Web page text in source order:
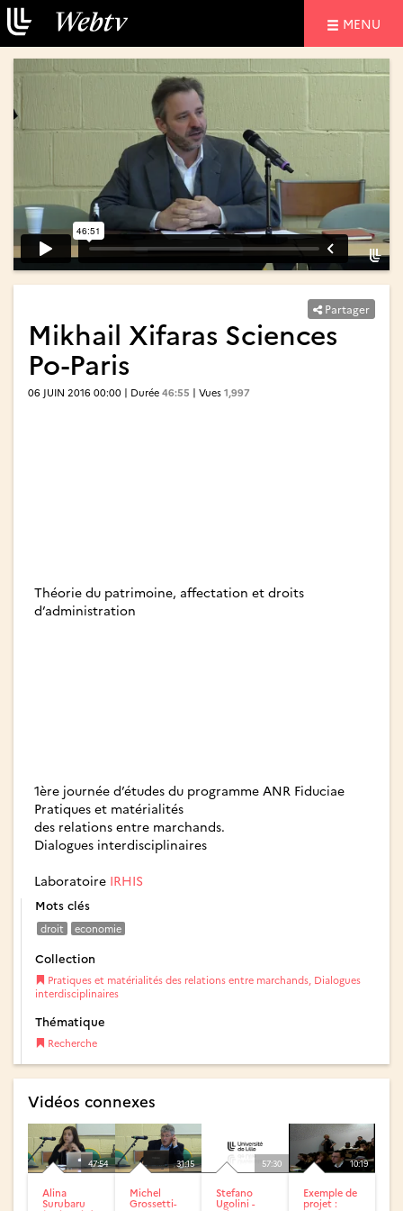
MENU
Partager
Mikhail Xifaras Sciences
Po-Paris
06 JUIN 2016 00:00 | Durée 46:55 | Vues 1,997
Théorie du patrimoine, affectation et droits
d’administration
1ère journée d’études du programme ANR Fiduciae
Pratiques et matérialités
des relations entre marchands.
Dialogues interdisciplinaires
Laboratoire IRHIS
Mots clés
droit economie
Collection
Pratiques et matérialités des relations entre marchands, Dialogues
interdisciplinaires
Thématique
Recherche
Vidéos connexes
47:54
Alina
Surubaru
31:15
Michel
Grossetti-
57:30
Stefano
Ugolini -
10:19
Exemple de
projet :